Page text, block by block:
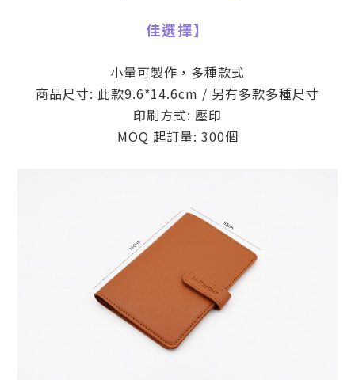
佳選擇】
小量可製作，多種款式
商品尺寸: 此款9.6*14.6cm / 另有多款多種尺寸
印刷方式: 壓印
MOQ 起訂量: 300個